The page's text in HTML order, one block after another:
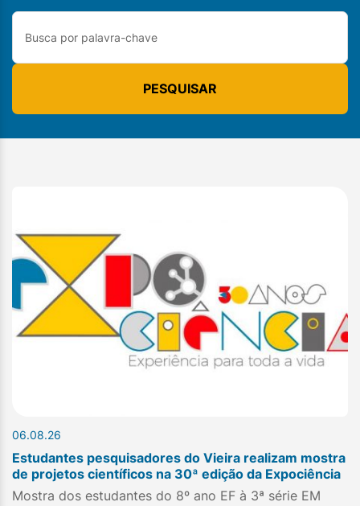
PESQUISAR
06.08.26
Estudantes pesquisadores do Vieira realizam mostra
de projetos científicos na 30ª edição da Expociência
Mostra dos estudantes do 8º ano EF à 3ª série EM